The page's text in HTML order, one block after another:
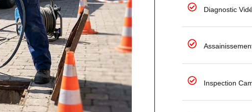
Diagnostic
Inspection